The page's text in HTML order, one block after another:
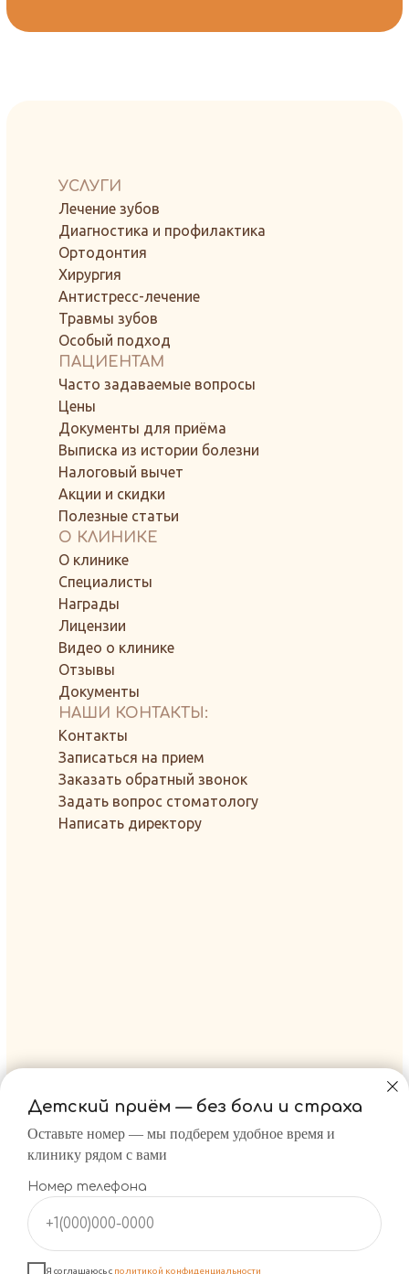
Детский приём — без боли и страха
Оставьте номер — мы подберем удобное время и
клинику рядом с вами
Номер телефона
+1(000)000-0000
Я соглашаюсь с политикой конфиденциальности
УСЛУГИ
Лечение зубов
Диагностика и профилактика
Ортодонтия
Хирургия
Антистресс-лечение
Травмы зубов
Особый подход
ПАЦИЕНТАМ
Часто задаваемые вопросы
Цены
Документы для приёма
Выписка из истории болезни
Налоговый вычет
Акции и скидки
Полезные статьи
О КЛИНИКЕ
О клинике
Специалисты
Награды
Лицензии
Видео о клинике
Отзывы
Документы
НАШИ КОНТАКТЫ:
Контакты
Записаться на прием
Заказать обратный звонок
Задать вопрос стоматологу
Написать директору